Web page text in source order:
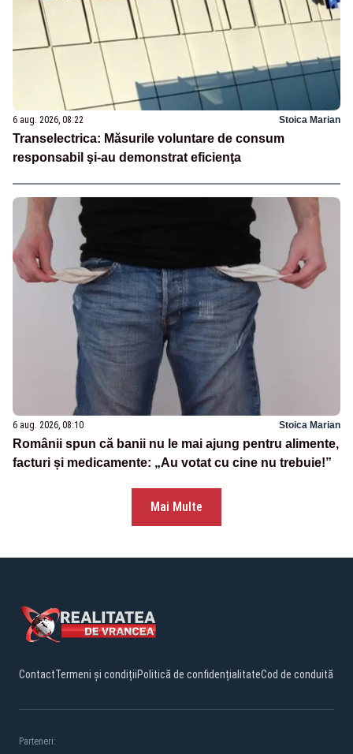
6 aug. 2026, 08:22 Stoica Marian
Transelectrica: Măsurile voluntare de consum
responsabil şi-au demonstrat eficienţa
6 aug. 2026, 08:10 Stoica Marian
Românii spun că banii nu le mai ajung pentru alimente,
facturi și medicamente: „Au votat cu cine nu trebuie!”
Mai Multe
ContactTermeni și condițiiPolitică de confidențialitateCod de conduită
Parteneri: